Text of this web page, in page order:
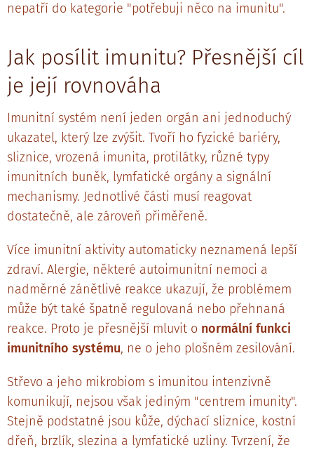
nepatří do kategorie "potřebuji něco na imunitu".
Jak posílit imunitu? Přesnější cíl
je její rovnováha
Imunitní systém není jeden orgán ani jednoduchý
ukazatel, který lze zvýšit. Tvoří ho fyzické bariéry,
sliznice, vrozená imunita, protilátky, různé typy
imunitních buněk, lymfatické orgány a signální
mechanismy. Jednotlivé části musí reagovat
dostatečně, ale zároveň přiměřeně.
Více imunitní aktivity automaticky neznamená lepší
zdraví. Alergie, některé autoimunitní nemoci a
nadměrné zánětlivé reakce ukazují, že problémem
může být také špatně regulovaná nebo přehnaná
reakce. Proto je přesnější mluvit o normální funkci
imunitního systému, ne o jeho plošném zesilování.
Střevo a jeho mikrobiom s imunitou intenzivně
komunikují, nejsou však jediným "centrem imunity".
Stejně podstatné jsou kůže, dýchací sliznice, kostní
dřeň, brzlík, slezina a lymfatické uzliny. Tvrzení, že